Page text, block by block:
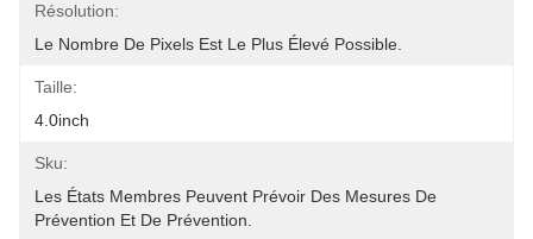
Résolution:
Le Nombre De Pixels Est Le Plus Élevé Possible.
Taille:
4.0inch
Sku:
Les États Membres Peuvent Prévoir Des Mesures De
Prévention Et De Prévention.